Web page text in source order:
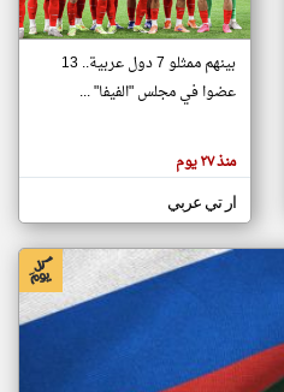
تغيير الدولة
اخبار جزر القمر على مدار الساعة
اخبار جزر القمر العاجلة والمباشرة
بينهم ممثلو 7 دول عربية.. 13
عضوا في مجلس "الفيفا" ...
منذ ٢٧ يوم
ار تي عربي
klyoum.com